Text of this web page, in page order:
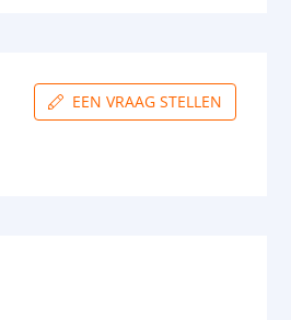
EEN VRAAG STELLEN